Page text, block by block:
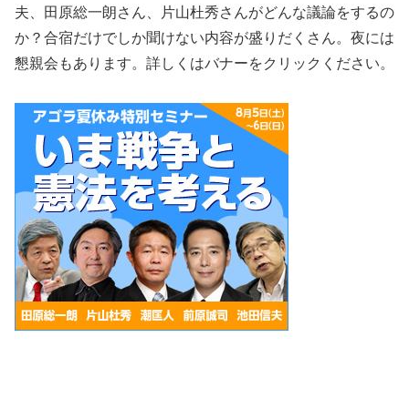
夫、田原総一朗さん、片山杜秀さんがどんな議論をするの
か？合宿だけでしか聞けない内容が盛りだくさん。夜には
懇親会もあります。詳しくはバナーをクリックください。